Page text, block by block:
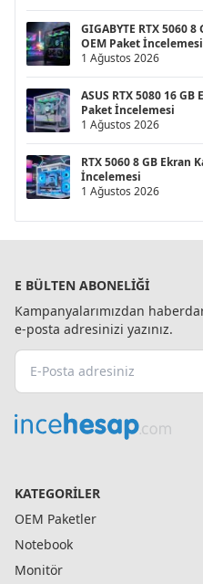
GIGABYTE RTX 5060
OEM Paket İncelemesi
1 Ağustos 2026
ASUS RTX 5080 16
Paket İncelemesi
1 Ağustos 2026
RTX 5060 8 GB Ekran
İncelemesi
1 Ağustos 2026
E BÜLTEN ABONELIĞI
Kampanyalarımızdan
e-posta adresinizi yazınız.
KATEGORILER
OEM Paketler
Notebook
Monitör